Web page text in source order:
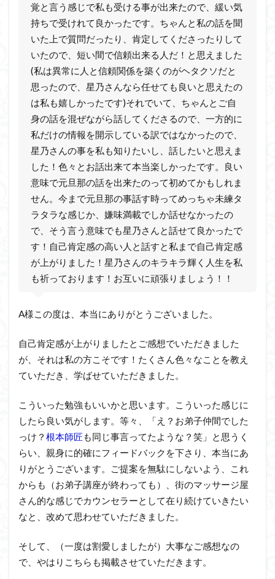
覚と言う感じで私も受ける事が出来たので、緩い気
持ちで受けれて良かったです。ちゃんと私の話を聞
いた上で質問だったり、肯定してくださったりして
いたので、短い間で信頼出来る人だ！と思えました
(私は異常に人と信頼関係を築くのがヘタクソだと
思ったので、星乃さんなら任せても良いと思えたの
は私も嬉しかったです)それでいて、ちゃんとご自
身の話を混ぜながら話してくださるので、一方的に
私だけの情報を開示している訳ではなかったので、
星乃さんの事を私も知りたいし、話したいと思えま
した！色々とお話出来て本当楽しかったです。良い
意味で元旦那の話を出来たのって初めてかもしれま
せん。今まで元旦那の事話す時ってめっちゃ未練タ
ラタラな感じか、嫌味満載でしか話せなかったの
で、そう言う意味でも星乃さんと話せて良かったで
す！自己肯定感の高い人と話すと私まで自己肯定感
が上がりました！星乃さんのキラキラ輝く人生を私
も祈っております！お互いに頑張りましょう！！
A様この度は、本当にありがとうございました。
自己肯定感が上がりましたとご感想でいただきました
が、それは私の方こそです！たくさん色々なことを教え
ていただき、学ばせていただきました。
こういった勉強もいいかと思います。こういった感じに
したら良い気がします。等々、「え？お弟子仲間でした
っけ？ 根本師匠も同じ事言ってたような？笑」と思うく
らい、親身に的確にフィードバックを下さり、本当にあ
りがとうございます。ご提案を無駄にしないよう、これ
からも（お弟子講座が終わっても）、街のマッサージ屋
さん的な感じでカウンセラーとして在り続けていきたい
なと、改めて思わせていただきました。
そして、（一度は割愛しましたが）大事なご感想なの
で、やはりこちらも掲載させていただきます。